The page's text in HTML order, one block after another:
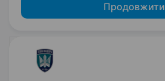
Продовжити